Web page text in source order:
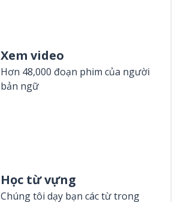
Xem video
Hơn 48,000 đoạn phim của người
bản ngữ
Học từ vựng
Chúng tôi dạy bạn các từ trong